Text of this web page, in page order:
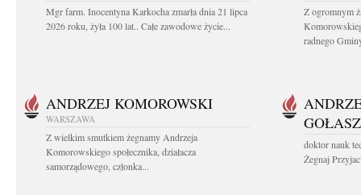
Mgr farm. Inocentyna Karkocha zmarła dnia 21 lipca
2026 roku, żyła 100 lat.. Całe zawodowe życie...
Z ogromnym
radnego
ANDRZEJ KOMOROWSKI
WARSZAWA
Z wielkim smutkiem żegnamy Andrzeja
Komorowskiego społecznika, działacza
samorządowego, członka...
doktor nauk
Żegnaj